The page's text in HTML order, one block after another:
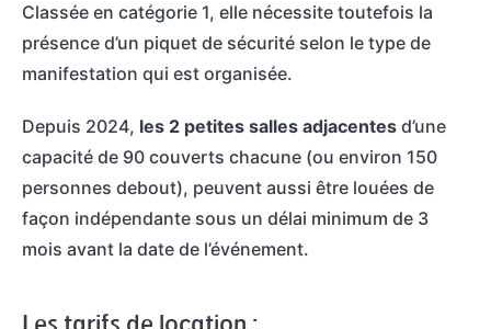
Classée en catégorie 1, elle nécessite toutefois la
présence d’un piquet de sécurité selon le type de
manifestation qui est organisée.
Depuis 2024, les 2 petites salles adjacentes d’une
capacité de 90 couverts chacune (ou environ 150
personnes debout), peuvent aussi être louées de
façon indépendante sous un délai minimum de 3
mois avant la date de l’événement.
Les tarifs de location :